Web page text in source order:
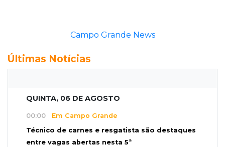
Campo Grande News
Últimas Notícias
QUINTA, 06 DE AGOSTO
00:00 Em Campo Grande
Técnico de carnes e resgatista são destaques
entre vagas abertas nesta 5ª